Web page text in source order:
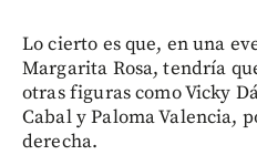
Lo cierto es que, en una
Margarita Rosa, tendría
otras figuras como Vicky
Cabal y Paloma Valencia,
derecha.